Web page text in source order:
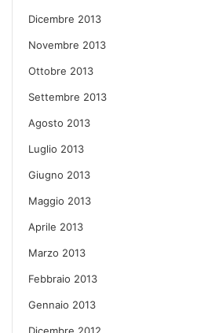
Dicembre 2013
Novembre 2013
Ottobre 2013
Settembre 2013
Agosto 2013
Luglio 2013
Giugno 2013
Maggio 2013
Aprile 2013
Marzo 2013
Febbraio 2013
Gennaio 2013